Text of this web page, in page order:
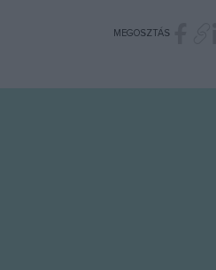
MEGOSZTÁS